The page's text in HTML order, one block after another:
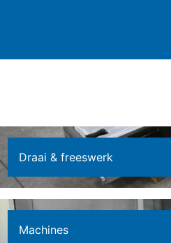
Draai & freeswerk
Machines